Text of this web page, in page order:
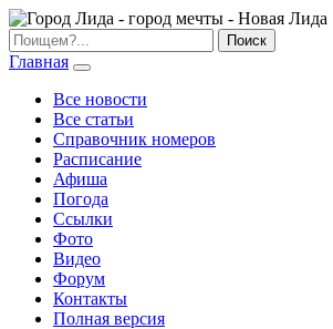
Главная
Все новости
Все статьи
Справочник номеров
Расписание
Афиша
Погода
Ссылки
Фото
Видео
Форум
Контакты
Полная версия